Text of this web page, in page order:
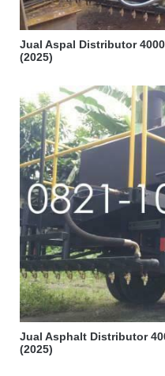
Jual Aspal Distributor
(2025)
Jual Asphalt Distributor
(2025)